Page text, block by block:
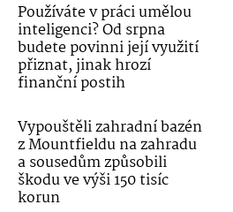
Používáte v práci umělou
inteligenci? Od srpna
budete povinni její využití
přiznat, jinak hrozí
finanční postih
Vypouštěli zahradní bazén
z Mountfieldu na zahradu
a sousedům způsobili
škodu ve výši 150 tisíc
korun